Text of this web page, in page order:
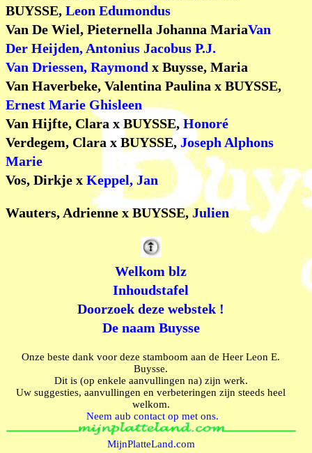
BUYSSE, Leon Edumondus
Van De Wiel, Pieternella Johanna MariaVan
Der Heijden, Antonius Jacobus P.J.
Van Driessen, Raymond x Buysse, Maria
Van Haverbeke, Valentina Paulina x BUYSSE,
Ernest Marie Ghisleen
Van Hijfte, Clara x BUYSSE, Honoré
Verdegem, Clara x BUYSSE, Joseph Alphons
Marie
Vos, Dirkje x Keppel, Jan
Wauters, Adrienne x BUYSSE,Julien
Welkom blz
Inhoudstafel
Doorzoek deze webstek !
De naam Buysse
Onze beste dank voor deze stamboom aan de Heer Leon E.
Buysse.
Dit is (op enkele aanvullingen na) zijn werk.
Uw suggesties, aanvullingen en verbeteringen zijn steeds heel
welkom.
Neem aub contact op met ons.
MijnPlatteLand.com